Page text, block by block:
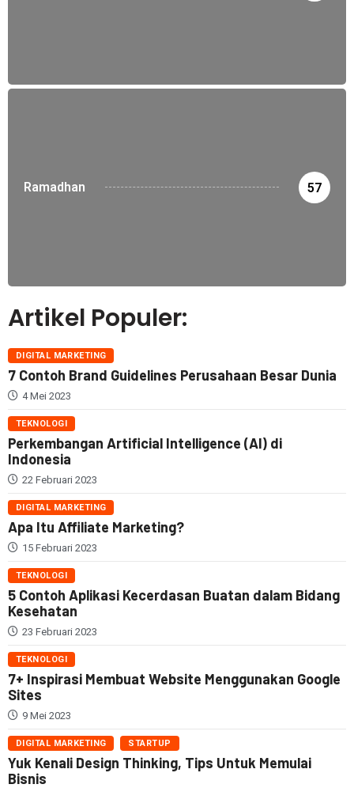
Ramadhan 57
Artikel Populer:
DIGITAL MARKETING
7 Contoh Brand Guidelines Perusahaan Besar Dunia
4 Mei 2023
TEKNOLOGI
Perkembangan Artificial Intelligence (AI) di
Indonesia
22 Februari 2023
DIGITAL MARKETING
Apa Itu Affiliate Marketing?
15 Februari 2023
TEKNOLOGI
5 Contoh Aplikasi Kecerdasan Buatan dalam Bidang
Kesehatan
23 Februari 2023
TEKNOLOGI
7+ Inspirasi Membuat Website Menggunakan Google
Sites
9 Mei 2023
DIGITAL MARKETING STARTUP
Yuk Kenali Design Thinking, Tips Untuk Memulai
Bisnis